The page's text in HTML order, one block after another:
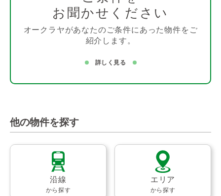
お聞かせください
オークラヤがあなたのご条件にあった物件をご
紹介します。
詳しく見る
他の物件を探す
沿線
から探す
エリア
から探す